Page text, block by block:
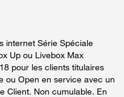
internet Série Spéciale
Up ou Livebox Max
pour les clients titulaires
ou Open en service avec un
Client. Non cumulable. En